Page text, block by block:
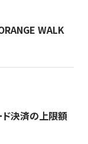
WALK
ド決済の上限額